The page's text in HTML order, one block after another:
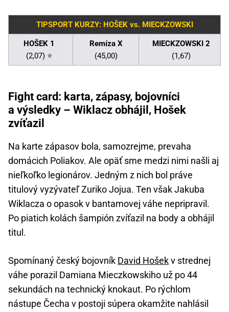
TIPSPORT KURZY: HOŠEK vs. MIECKZOWSKI
HOŠEK 1
(2,07) ⭐
Remíza X
(45,00)
MIECKZOWSKI 2
(1,67)
Fight card: karta, zápasy, bojovníci
a výsledky – Wiklacz obhájil, Hošek
zvíťazil
Na karte zápasov bola, samozrejme, prevaha
domácich Poliakov. Ale opäť sme medzi nimi našli aj
nieľkoľko legionárov. Jedným z nich bol práve
titulový vyzývateľ Zuriko Jojua. Ten však Jakuba
Wiklacza o opasok v bantamovej váhe nepripravil.
Po piatich kolách šampión zvíťazil na body a obhájil
titul.
Spomínaný český bojovník David Hošekv strednej
váhe porazil Damiana Mieczkowskiho už po 44
sekundách na technický knokaut. Po rýchlom
nástupe Čecha v postoji súpera okamžite nahlásil